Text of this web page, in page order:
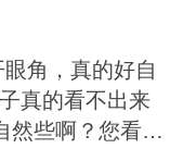
角，真的好自
真的看不出来
然些啊？您看过